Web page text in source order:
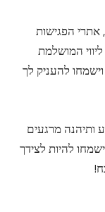
הפגישות
המושלמת
להעניק לך
ותיהנה מרגעים
להיות לצידך